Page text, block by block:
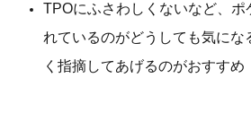
TPOにふさわしくないなど、ポ
れているのがどうしても気にな
く指摘してあげるのがおすすめ